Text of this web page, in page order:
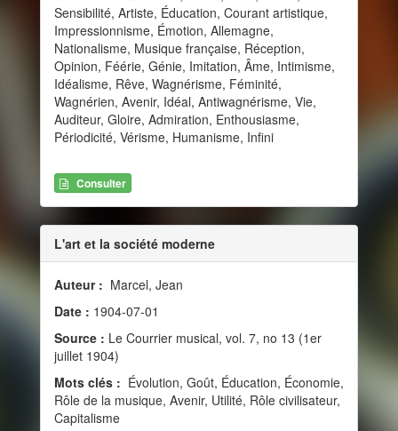
Sensibilité, Artiste, Éducation, Courant artistique,
Impressionnisme, Émotion, Allemagne,
Nationalisme, Musique française, Réception,
Opinion, Féérie, Génie, Imitation, Âme, Intimisme,
Idéalisme, Rêve, Wagnérisme, Féminité,
Wagnérien, Avenir, Idéal, Antiwagnérisme, Vie,
Auditeur, Gloire, Admiration, Enthousiasme,
Périodicité, Vérisme, Humanisme, Infini
Consulter
L'art et la société moderne
Auteur : Marcel, Jean
Date : 1904-07-01
Source : Le Courrier musical, vol. 7, no 13 (1er
juillet 1904)
Mots clés : Évolution, Goût, Éducation, Économie,
Rôle de la musique, Avenir, Utilité, Rôle civilisateur,
Capitalisme